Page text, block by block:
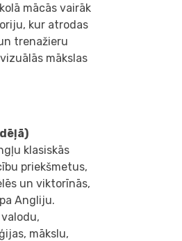
mācās vairāk
kur atrodas
trenažieru
mākslas
klasiskās
priekšmetus,
un viktorīnās,
Angliju.
mākslu,